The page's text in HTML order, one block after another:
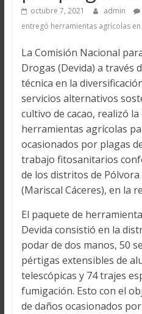
octubre 7, 2021 admin
entregó herramientas agrícolas
La Comisión Nacional
Drogas (Devida) a través
técnica en la
servicios alternativos
cultivo de cacao, realizó
herramientas agrícolas
ocasionados por plagas
trabajo fitosanitarios
de los distritos de Pólvora
(Mariscal Cáceres), en la
El paquete de
Devida consistió en la
podar de dos manos, 50
pértigas extensibles de
telescópicas y 74 trajes
fumigación. Esto con el
de daños ocasionados